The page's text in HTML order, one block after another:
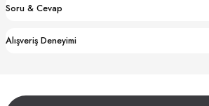
Soru & Cevap
Alışveriş Deneyimi